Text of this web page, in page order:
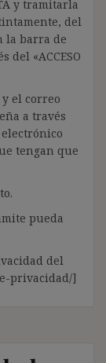
y tramitarla
del
la barra de
«ACCESO
el correo
a través
tengan que
pueda
del
privacidad/]